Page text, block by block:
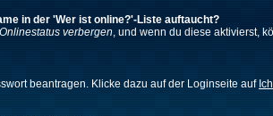
in der 'Wer ist online?'-Liste auftaucht?
Onlinestatus verbergen, und wenn du diese aktivierst,
beantragen. Klicke dazu auf der Loginseite auf